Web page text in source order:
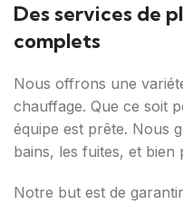
Des services de
complets
Nous offrons une
chauffage. Que ce soit
équipe est prête. Nous
bains, les fuites, et bien
Notre but est de